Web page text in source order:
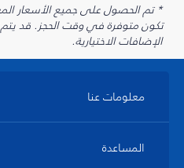
تكون متوفرة في وقت الحجز. قد
الإضافات الاختيارية.
معلومات عنا
المساعدة